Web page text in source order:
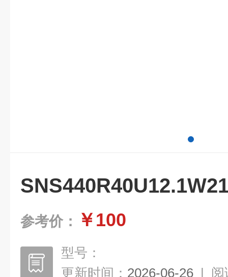
参考价： ￥100
型号：
更新时间： 2026-06-26 | 阅